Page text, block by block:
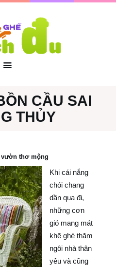
CẦU SAI
THỦY
vườn thơ mộng
Khi cái nắng
chói chang
dần qua đi,
những cơn
gió mang mát
khẽ ghé thăm
ngôi nhà thân
yêu và cũng